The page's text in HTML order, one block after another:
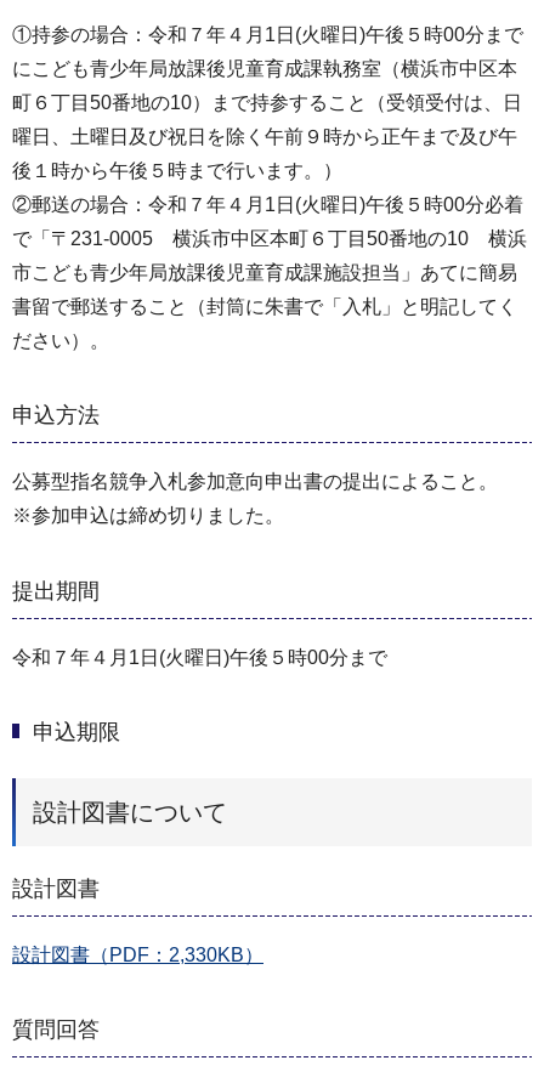
①持参の場合：令和７年４月1日(火曜日)午後５時00分まで
にこども青少年局放課後児童育成課執務室（横浜市中区本
町６丁目50番地の10）まで持参すること（受領受付は、日
曜日、土曜日及び祝日を除く午前９時から正午まで及び午
後１時から午後５時まで行います。）
②郵送の場合：令和７年４月1日(火曜日)午後５時00分必着
で「〒231-0005 横浜市中区本町６丁目50番地の10 横浜
市こども青少年局放課後児童育成課施設担当」あてに簡易
書留で郵送すること（封筒に朱書で「入札」と明記してく
ださい）。
申込方法
公募型指名競争入札参加意向申出書の提出によること。
※参加申込は締め切りました。
提出期間
令和７年４月1日(火曜日)午後５時00分まで
申込期限
設計図書について
設計図書
設計図書（PDF：2,330KB）
質問回答